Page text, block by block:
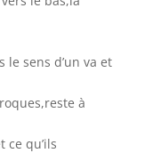
sens d’un va et
à
qu’ils